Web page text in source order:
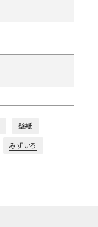
壁紙
みずいろ